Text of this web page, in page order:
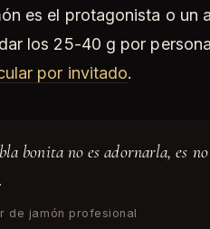
es el protagonista o un
los 25-40 g por
por invitado.
bonita no es adornarla, es
de jamón profesional